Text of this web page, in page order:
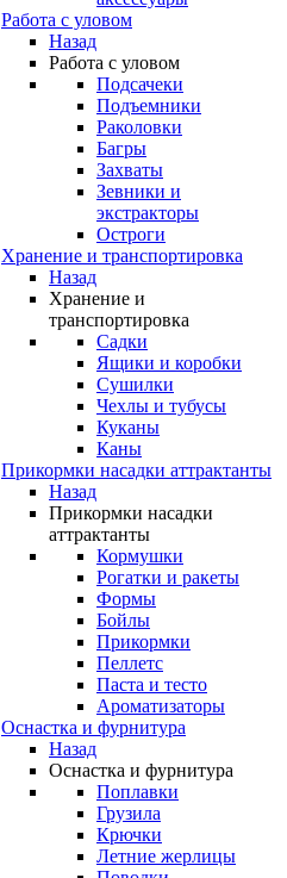
Работа с уловом
Назад
Работа с уловом
Подсачеки
Подъемники
Раколовки
Багры
Захваты
Зевники и
экстракторы
Остроги
Хранение и транспортировка
Назад
Хранение и
транспортировка
Садки
Ящики и коробки
Сушилки
Чехлы и тубусы
Куканы
Каны
Прикормки насадки аттрактанты
Назад
Прикормки насадки
аттрактанты
Кормушки
Рогатки и ракеты
Формы
Бойлы
Прикормки
Пеллетс
Паста и тесто
Ароматизаторы
Оснастка и фурнитура
Назад
Оснастка и фурнитура
Поплавки
Грузила
Крючки
Летние жерлицы